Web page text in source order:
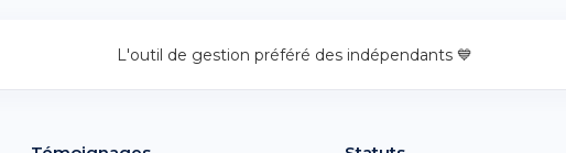
L'outil de gestion préféré des indépendants 💙